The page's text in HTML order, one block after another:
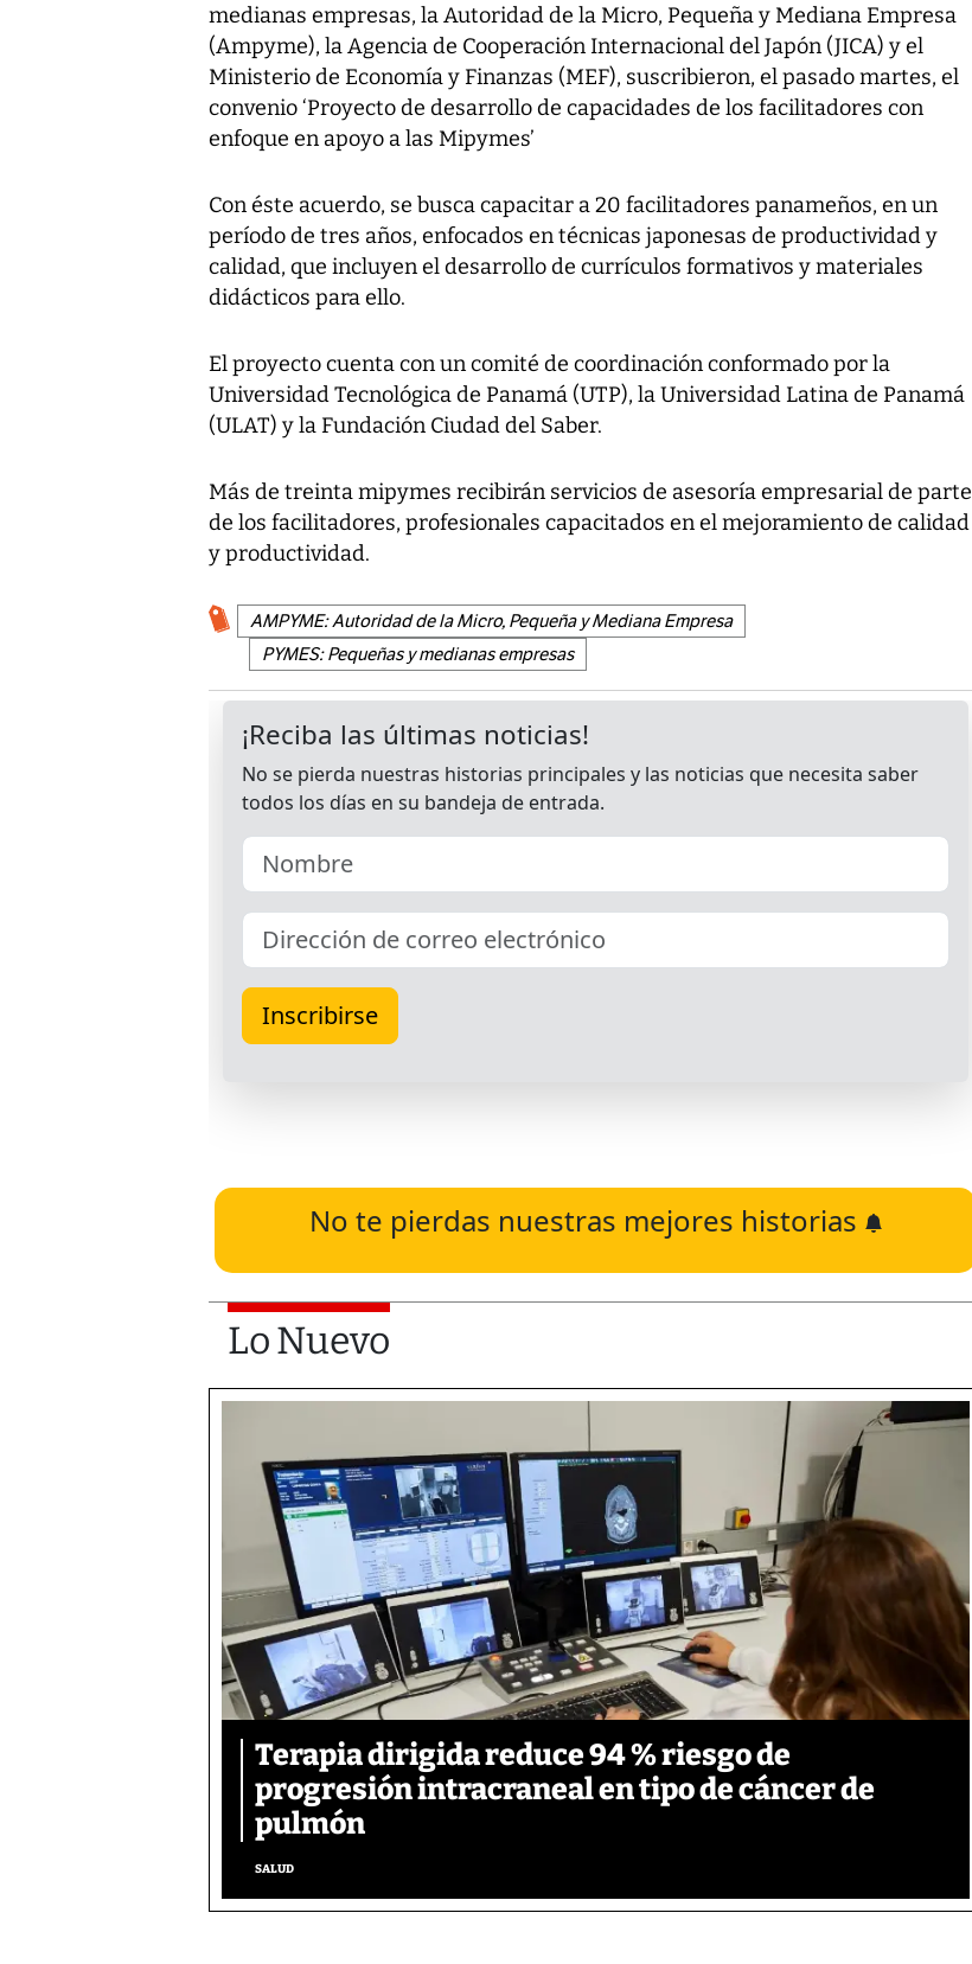
medianas empresas, la Autoridad de la Micro, Pequeña y Mediana Empresa
(Ampyme), la Agencia de Cooperación Internacional del Japón (JICA) y el
Ministerio de Economía y Finanzas (MEF), suscribieron, el pasado martes, el
convenio ‘Proyecto de desarrollo de capacidades de los facilitadores con
enfoque en apoyo a las Mipymes’
Con éste acuerdo, se busca capacitar a 20 facilitadores panameños, en un
período de tres años, enfocados en técnicas japonesas de productividad y
calidad, que incluyen el desarrollo de currículos formativos y materiales
didácticos para ello.
El proyecto cuenta con un comité de coordinación conformado por la
Universidad Tecnológica de Panamá (UTP), la Universidad Latina de Panamá
(ULAT) y la Fundación Ciudad del Saber.
Más de treinta mipymes recibirán servicios de asesoría empresarial de parte
de los facilitadores, profesionales capacitados en el mejoramiento de calidad
y productividad.
AMPYME: Autoridad de la Micro, Pequeña y Mediana Empresa
PYMES: Pequeñas y medianas empresas
No te pierdas nuestras mejores historias
Lo Nuevo
Terapia dirigida reduce 94 % riesgo de
progresión intracraneal en tipo de cáncer de
pulmón
SALUD